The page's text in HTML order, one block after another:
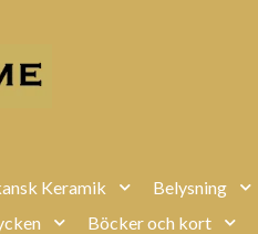
Keramik Belysning
Böcker och kort